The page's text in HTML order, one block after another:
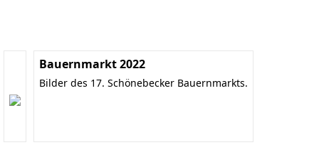
Bauernmarkt 2022
Bilder des 17. Schönebecker Bauernmarkts.